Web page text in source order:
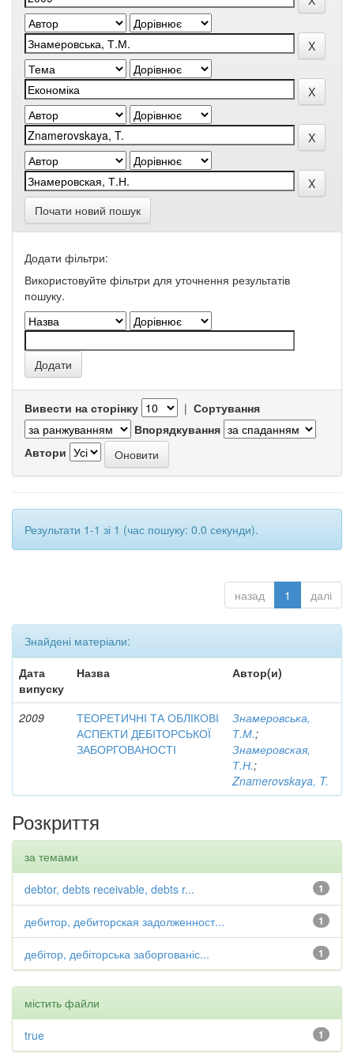
Почати новий пошук
Додати фільтри:
Використовуйте фільтри для уточнення результатів
пошуку.
Вивести на сторінку | Сортування
Впорядкування
Автори
Результати 1-1 зі 1 (час пошуку: 0.0 секунди).
назад 1 далі
Знайдені матеріали:
Дата
випуску
Назва Автор(и)
2009
ТЕОРЕТИЧНІ ТА ОБЛІКОВІ
АСПЕКТИ ДЕБІТОРСЬКОЇ
ЗАБОРГОВАНОСТІ
Знамеровська,
Т.М.;
Знамеровская,
Т.Н.;
Znamerovskaya, T.
Розкриття
за темами
1
debtor, debts receivable, debts r...
1
дебитор, дебиторская задолженност...
1
дебітор, дебіторська заборгованіс...
містить файли
1
true